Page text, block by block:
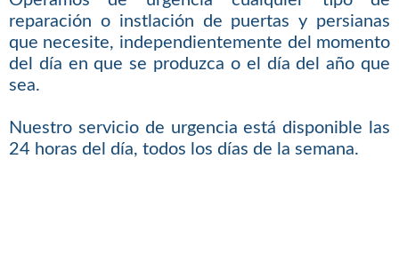
reparación o instlación de puertas y persianas
que necesite, independientemente del momento
del día en que se produzca o el día del año que
sea.
Nuestro servicio de urgencia está disponible las
24 horas del día, todos los días de la semana.